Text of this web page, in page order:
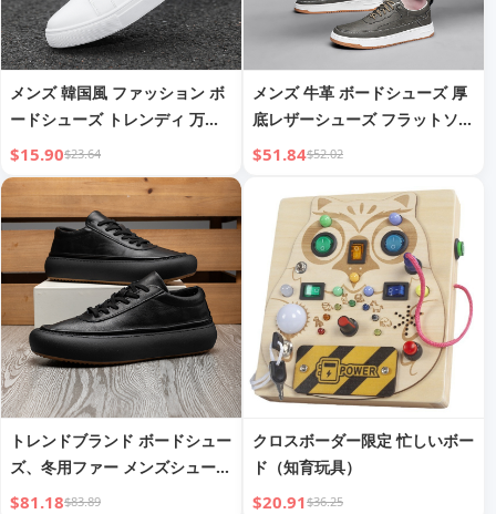
メンズ 韓国風 ファッション ボ
ードシューズ トレンディ 万能
カジュアル メンズ 大きいサイ
ズ ソフトレザーシューズ
$15.90$23.64
メンズ 牛革 ボードシューズ 厚
底レザーシューズ フラットソー
ル ハンドメイドシューズ
$51.84$52.02
トレンドブランド ボードシュー
ズ、冬用ファー メンズシュー
ズ、日本レトロ ショートブー
$81.18$83.89
クロスボーダー限定 忙しいボー
ド（知育玩具）
$20.91$36.25